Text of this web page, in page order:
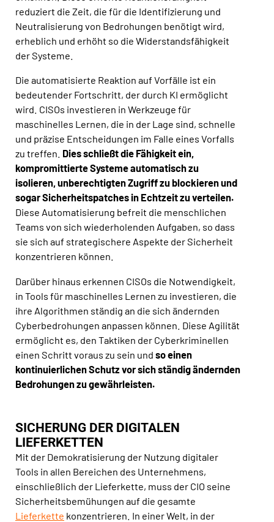
reduziert die Zeit, die für die Identifizierung und
Neutralisierung von Bedrohungen benötigt wird,
erheblich und erhöht so die Widerstandsfähigkeit
der Systeme.
Die automatisierte Reaktion auf Vorfälle ist ein
bedeutender Fortschritt, der durch KI ermöglicht
wird. CISOs investieren in Werkzeuge für
maschinelles Lernen, die in der Lage sind, schnelle
und präzise Entscheidungen im Falle eines Vorfalls
zu treffen. Dies schließt die Fähigkeit ein,
kompromittierte Systeme automatisch zu
isolieren, unberechtigten Zugriff zu blockieren und
sogar Sicherheitspatches in Echtzeit zu verteilen.
Diese Automatisierung befreit die menschlichen
Teams von sich wiederholenden Aufgaben, so dass
sie sich auf strategischere Aspekte der Sicherheit
konzentrieren können.
Darüber hinaus erkennen CISOs die Notwendigkeit,
in Tools für maschinelles Lernen zu investieren, die
ihre Algorithmen ständig an die sich ändernden
Cyberbedrohungen anpassen können. Diese Agilität
ermöglicht es, den Taktiken der Cyberkriminellen
einen Schritt voraus zu sein und so einen
kontinuierlichen Schutz vor sich ständig ändernden
Bedrohungen zu gewährleisten.
SICHERUNG DER DIGITALEN
LIEFERKETTEN
Mit der Demokratisierung der Nutzung digitaler
Tools in allen Bereichen des Unternehmens,
einschließlich der Lieferkette, muss der CIO seine
Sicherheitsbemühungen auf die gesamte
Lieferkette konzentrieren. In einer Welt, in der